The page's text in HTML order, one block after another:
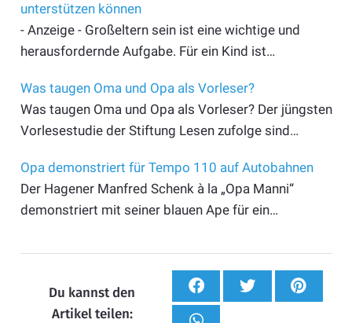
unterstützen können
- Anzeige - Großeltern sein ist eine wichtige und
herausfordernde Aufgabe. Für ein Kind ist…
Was taugen Oma und Opa als Vorleser?
Was taugen Oma und Opa als Vorleser? Der jüngsten
Vorlesestudie der Stiftung Lesen zufolge sind…
Opa demonstriert für Tempo 110 auf Autobahnen
Der Hagener Manfred Schenk à la „Opa Manni“
demonstriert mit seiner blauen Ape für ein…
Du kannst den
Artikel teilen: